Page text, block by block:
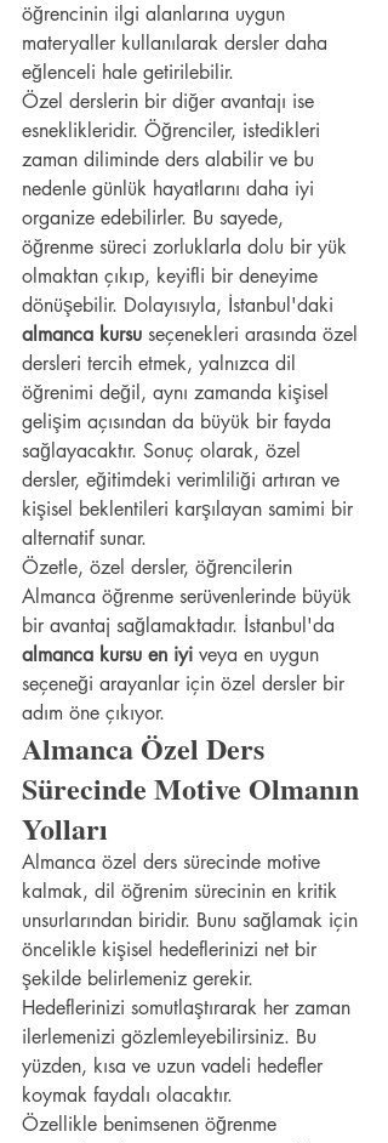
öğrencinin ilgi alanlarına uygun
materyaller kullanılarak dersler daha
eğlenceli hale getirilebilir.
Özel derslerin bir diğer avantajı ise
esneklikleridir. Öğrenciler, istedikleri
zaman diliminde ders alabilir ve bu
nedenle günlük hayatlarını daha iyi
organize edebilirler. Bu sayede,
öğrenme süreci zorluklarla dolu bir yük
olmaktan çıkıp, keyifli bir deneyime
dönüşebilir. Dolayısıyla, İstanbul'daki
almanca kursu seçenekleri arasında özel
dersleri tercih etmek, yalnızca dil
öğrenimi değil, aynı zamanda kişisel
gelişim açısından da büyük bir fayda
sağlayacaktır. Sonuç olarak, özel
dersler, eğitimdeki verimliliği artıran ve
kişisel beklentileri karşılayan samimi bir
alternatif sunar.
Özetle, özel dersler, öğrencilerin
Almanca öğrenme serüvenlerinde büyük
bir avantaj sağlamaktadır. İstanbul'da
almanca kursu en iyi veya en uygun
seçeneği arayanlar için özel dersler bir
adım öne çıkıyor.
Almanca Özel Ders
Sürecinde Motive Olmanın
Yolları
Almanca özel ders sürecinde motive
kalmak, dil öğrenim sürecinin en kritik
unsurlarından biridir. Bunu sağlamak için
öncelikle kişisel hedeflerinizi net bir
şekilde belirlemeniz gerekir.
Hedeflerinizi somutlaştırarak her zaman
ilerlemenizi gözlemleyebilirsiniz. Bu
yüzden, kısa ve uzun vadeli hedefler
koymak faydalı olacaktır.
Özellikle benimsenen öğrenme